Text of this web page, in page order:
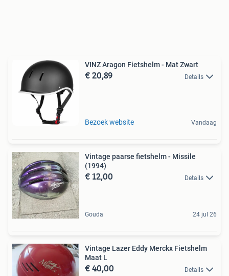
VINZ Aragon Fietshelm - Mat Zwart
€ 20,89 Details
Bezoek website Vandaag
Vintage paarse fietshelm - Missile
(1994)
€ 12,00 Details
Gouda 24 jul 26
Vintage Lazer Eddy Merckx Fietshelm
Maat L
€ 40,00 Details